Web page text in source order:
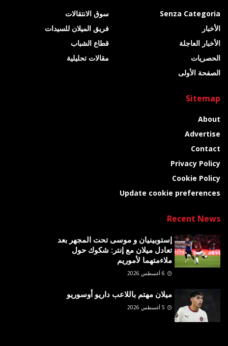
Senza Categoria
الأخبار
الأخبار العاجلة
الحصريات
الصفحة الأولى
سوق الانتقالات
فريق الميلان للسيدات
قطاع الشباب
مقالات تحليلية
Sitemap
About
Advertise
Contact
Privacy Policy
Cookie Policy
Update cookie preferences
Recent News
إستوبينيان و موسى تحت المجهر بعد
تعادل ميلان مع إنتر: شكوك حول
ملاءمتهما لأموريم
ميلان مهتم باللاعب داريو أوسوريو